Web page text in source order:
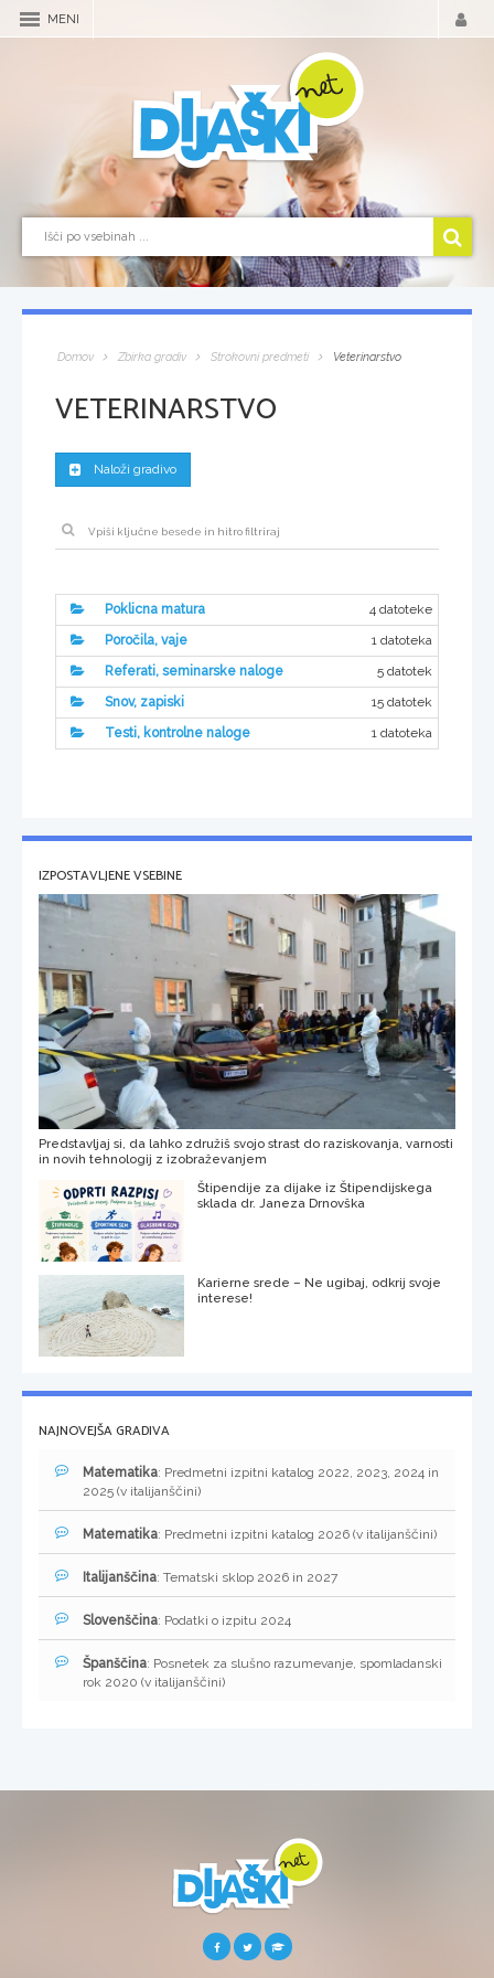
MENI
Domov Zbirka gradiv Strokovni predmeti Veterinarstvo
VETERINARSTVO
Naloži gradivo
Poklicna matura 4 datoteke
Poročila, vaje 1 datoteka
Referati, seminarske naloge 5 datotek
Snov, zapiski 15 datotek
Testi, kontrolne naloge 1 datoteka
IZPOSTAVLJENE VSEBINE
Predstavljaj si, da lahko združiš svojo strast do raziskovanja, varnosti
in novih tehnologij z izobraževanjem
Štipendije za dijake iz Štipendijskega
sklada dr. Janeza Drnovška
Karierne srede – Ne ugibaj, odkrij svoje
interese!
NAJNOVEJŠA GRADIVA
Matematika: Predmetni izpitni katalog 2022, 2023, 2024 in
2025 (v italijanščini)
Matematika: Predmetni izpitni katalog 2026 (v italijanščini)
Italijanščina: Tematski sklop 2026 in 2027
Slovenščina: Podatki o izpitu 2024
Španščina: Posnetek za slušno razumevanje, spomladanski
rok 2020 (v italijanščini)